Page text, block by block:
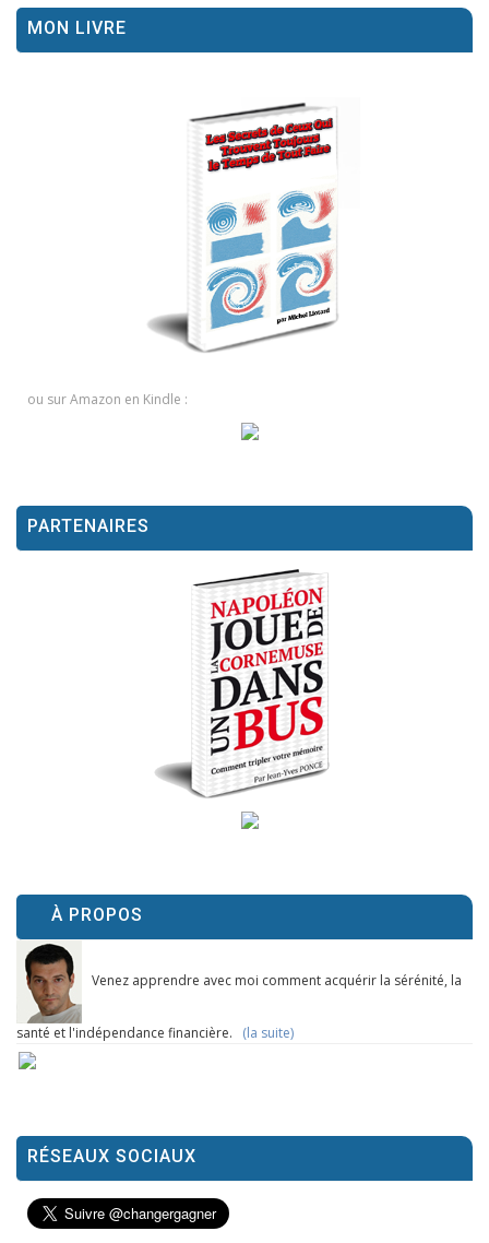
MON LIVRE
ou sur Amazon en Kindle :
PARTENAIRES
À PROPOS
Venez apprendre avec moi comment acquérir la sérénité, la
santé et l'indépendance financière. (la suite)
RÉSEAUX SOCIAUX